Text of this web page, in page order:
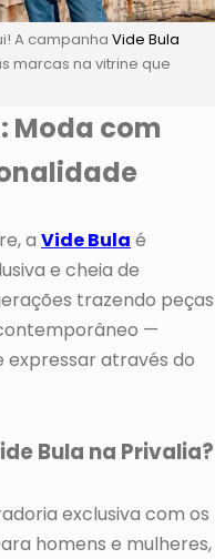
A campanha Vide Bula
marcas na vitrine que
Moda com
a Vide Bula é
e cheia de
trazendo peças
—
expressar através do
Bula na Privalia?
exclusiva com os
homens e mulheres,